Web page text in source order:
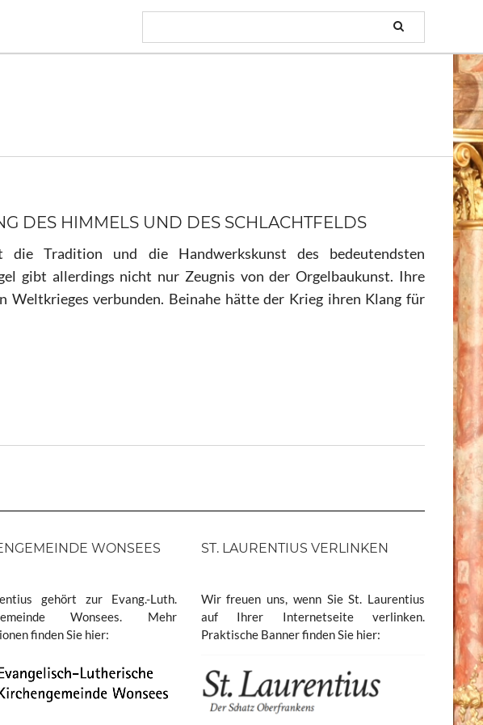
DES HIMMELS UND DES SCHLACHTFELDS
Tradition und die Handwerkskunst des bedeutendsten
gibt allerdings nicht nur Zeugnis von der Orgelbaukunst. Ihre
Weltkrieges verbunden. Beinahe hätte der Krieg ihren Klang für
WONSEES
gehört zur Evang.-Luth.
Wonsees. Mehr
finden Sie hier:
ST. LAURENTIUS VERLINKEN
Wir freuen uns, wenn Sie St. Laurentius
auf Ihrer Internetseite verlinken.
Praktische Banner finden Sie hier: